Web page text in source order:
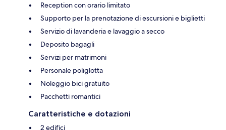
Reception con orario limitato
Supporto per la prenotazione di escursioni e biglietti
Servizio di lavanderia e lavaggio a secco
Deposito bagagli
Servizi per matrimoni
Personale poliglotta
Noleggio bici gratuito
Pacchetti romantici
Caratteristiche e dotazioni
2 edifici